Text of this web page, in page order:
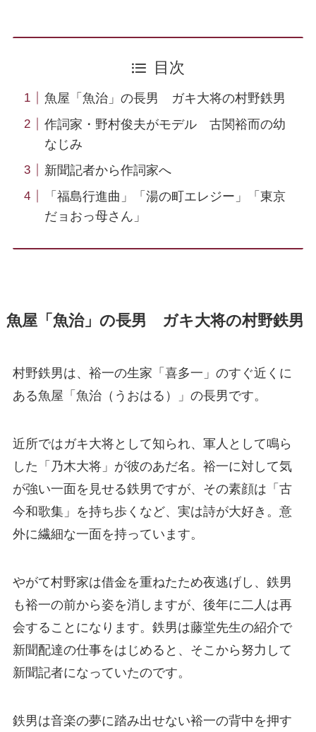
目次
魚屋「魚治」の長男 ガキ大将の村野鉄男
作詞家・野村俊夫がモデル 古関裕而の幼
なじみ
新聞記者から作詞家へ
「福島行進曲」「湯の町エレジー」「東京
だョおっ母さん」
魚屋「魚治」の長男 ガキ大将の村野鉄男
村野鉄男は、裕一の生家「喜多一」のすぐ近くに
ある魚屋「魚治（うおはる）」の長男です。
近所ではガキ大将として知られ、軍人として鳴ら
した「乃木大将」が彼のあだ名。裕一に対して気
が強い一面を見せる鉄男ですが、その素顔は「古
今和歌集」を持ち歩くなど、実は詩が大好き。意
外に繊細な一面を持っています。
やがて村野家は借金を重ねたため夜逃げし、鉄男
も裕一の前から姿を消しますが、後年に二人は再
会することになります。鉄男は藤堂先生の紹介で
新聞配達の仕事をはじめると、そこから努力して
新聞記者になっていたのです。
鉄男は音楽の夢に踏み出せない裕一の背中を押す